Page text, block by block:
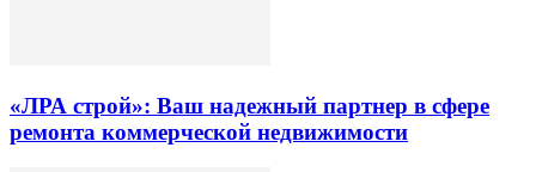
«ЛРА строй»: Ваш надежный партнер в сфере
ремонта коммерческой недвижимости